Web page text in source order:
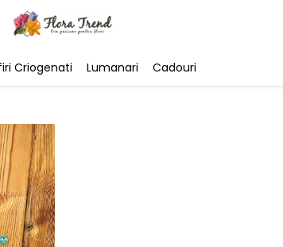
Criogenati Lumanari Cadouri